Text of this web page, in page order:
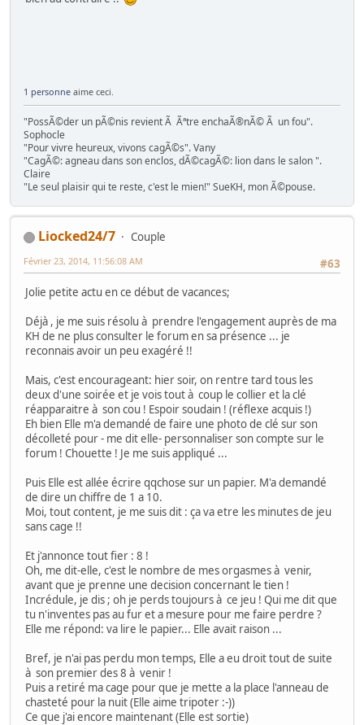
1 personne aime ceci.
"PossÃ©der un pÃ©nis revient Ã Ãªtre enchaÃ®nÃ© Ã un fou".
Sophocle
"Pour vivre heureux, vivons cagÃ©s". Vany
"CagÃ©: agneau dans son enclos, dÃ©cagÃ©: lion dans le salon ".
Claire
"Le seul plaisir qui te reste, c'est le mien!" SueKH, mon Ã©pouse.
Liocked24/7
Couple
#63
Février 23, 2014, 11:56:08 AM
Jolie petite actu en ce début de vacances;
Déjà , je me suis résolu à prendre l'engagement auprès de ma
KH de ne plus consulter le forum en sa présence ... je
reconnais avoir un peu exagéré !!
Mais, c'est encourageant: hier soir, on rentre tard tous les
deux d'une soirée et je vois tout à coup le collier et la clé
réapparaitre à son cou ! Espoir soudain ! (réflexe acquis !)
Eh bien Elle m'a demandé de faire une photo de clé sur son
décolleté pour - me dit elle- personnaliser son compte sur le
forum ! Chouette ! Je me suis appliqué ...
Puis Elle est allée écrire qqchose sur un papier. M'a demandé
de dire un chiffre de 1 a 10.
Moi, tout content, je me suis dit : ça va etre les minutes de jeu
sans cage !!
Et j'annonce tout fier : 8 !
Oh, me dit-elle, c'est le nombre de mes orgasmes à venir,
avant que je prenne une decision concernant le tien !
Incrédule, je dis ; oh je perds toujours à ce jeu ! Qui me dit que
tu n'inventes pas au fur et a mesure pour me faire perdre ?
Elle me répond: va lire le papier... Elle avait raison ...
Bref, je n'ai pas perdu mon temps, Elle a eu droit tout de suite
à son premier des 8 à venir !
Puis a retiré ma cage pour que je mette a la place l'anneau de
chasteté pour la nuit (Elle aime tripoter :-))
Ce que j'ai encore maintenant (Elle est sortie)